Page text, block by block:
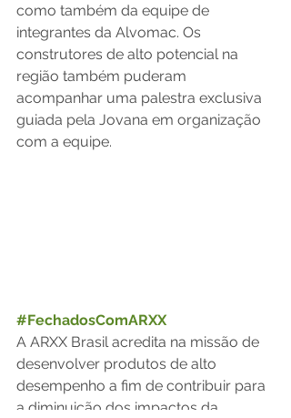
como também da equipe de
integrantes da Alvomac. Os
construtores de alto potencial na
região também puderam
acompanhar uma palestra exclusiva
guiada pela Jovana em organização
com a equipe.
#FechadosComARXX
A ARXX Brasil acredita na missão de
desenvolver produtos de alto
desempenho a fim de contribuir para
a diminuição dos impactos da